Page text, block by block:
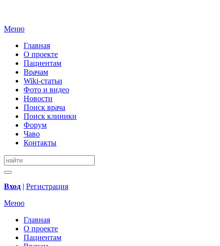
Меню
Главная
О проекте
Пациентам
Врачам
Wiki-статьи
Фото и видео
Новости
Поиск врача
Поиск клиники
Форум
Чаво
Контакты
Вход | Регистрация
Меню
Главная
О проекте
Пациентам